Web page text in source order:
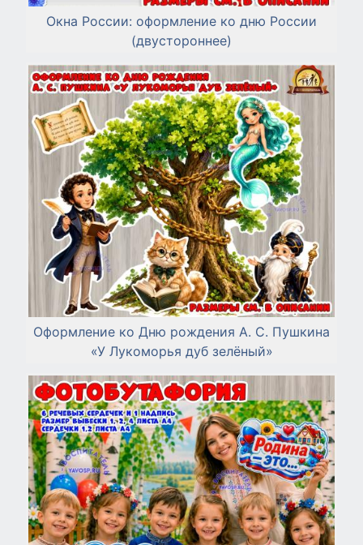
Окна России: оформление ко дню России
(двустороннее)
Оформление ко Дню рождения А. С. Пушкина
«У Лукоморья дуб зелёный»